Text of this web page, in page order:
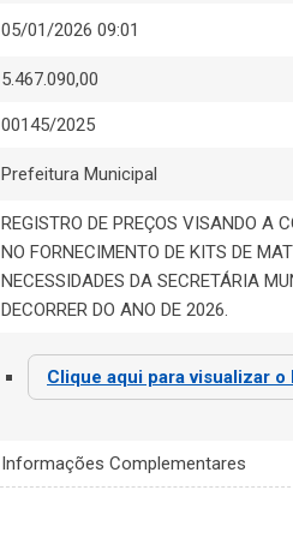
05/01/2026 09:01
5.467.090,00
00145/2025
Prefeitura Municipal
REGISTRO DE PREÇOS VISANDO A
NO FORNECIMENTO DE KITS DE
NECESSIDADES DA SECRETÁRIA
DECORRER DO ANO DE 2026.
Clique aqui para visualizar o
Informações Complementares